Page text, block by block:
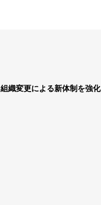
組織変更による新体制を強化